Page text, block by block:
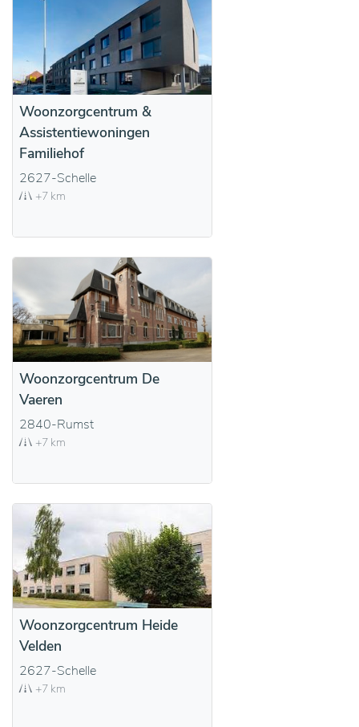
Woonzorgcentrum &
Assistentiewoningen
Familiehof
2627-Schelle
+7 km
Woonzorgcentrum De
Vaeren
2840-Rumst
+7 km
Woonzorgcentrum Heide
Velden
2627-Schelle
+7 km